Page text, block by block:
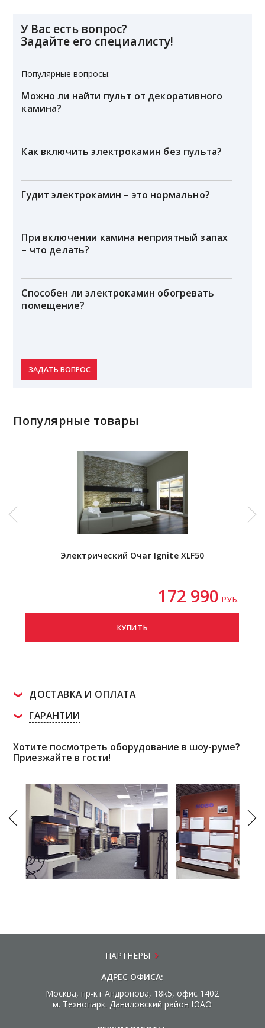
У Вас есть вопрос?
Задайте его специалисту!
Популярные вопросы:
Можно ли найти пульт от декоративного
камина?
Как включить электрокамин без пульта?
Гудит электрокамин – это нормально?
При включении камина неприятный запах
– что делать?
Способен ли электрокамин обогревать
помещение?
ЗАДАТЬ ВОПРОС
Популярные товары
Электрический Очаг Ignite XLF50
172 990 РУБ.
КУПИТЬ
ДОСТАВКА И ОПЛАТА
ГАРАНТИИ
Хотите посмотреть оборудование в шоу-руме?
Приезжайте в гости!
ПАРТНЕРЫ
АДРЕС ОФИСА:
Москва, пр-кт Андропова, 18к5, офис 1402
м. Технопарк. Даниловский район ЮАО